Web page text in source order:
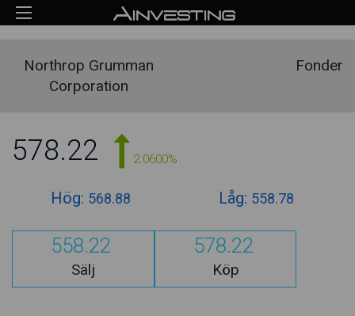
Northrop Grumman
Corporation
Fonder
578.22 2.0600%
Hög: 568.88 Låg: 558.78
558.22
Sälj
578.22
Köp